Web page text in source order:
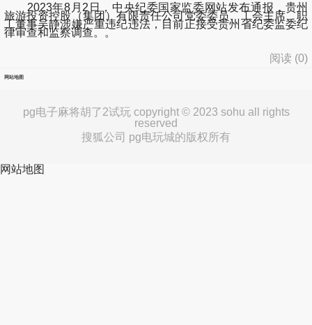
2023年8月2日，中央纪委国家监委网站发布通报，贵州
旅游投资控股（集团）有限责任公司党委委员、工会主席、职
工董事吴静涉嫌严重违纪违法，目前正接受贵州省纪委监委纪
律审查和监察调查。。
阅读 (0)
网站地图
pg电子麻将胡了2试玩 copyright © 2023 sohu all rights
reserved
搜狐公司 pg电玩城的版权所有
网站地图